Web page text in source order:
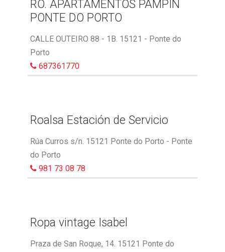
RO. APARTAMENTOS PAMPIN
PONTE DO PORTO
CALLE OUTEIRO 88 - 1B. 15121 - Ponte do
Porto
687361770
Roalsa Estación de Servicio
Rúa Curros s/n. 15121 Ponte do Porto - Ponte
do Porto
981 73 08 78
Ropa vintage Isabel
Praza de San Roque, 14. 15121 Ponte do